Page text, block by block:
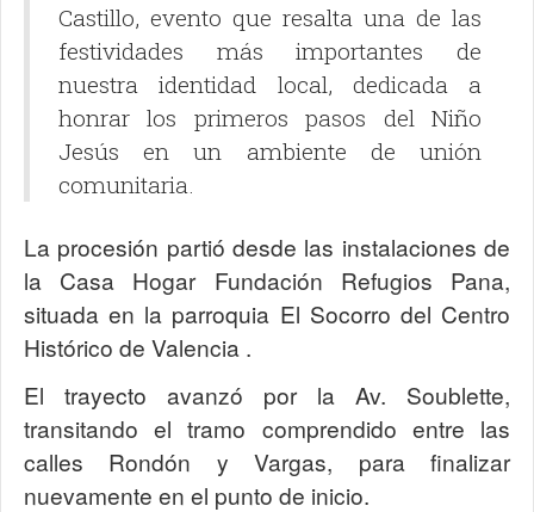
Castillo, evento que resalta una de las
festividades más importantes de
nuestra identidad local, dedicada a
honrar los primeros pasos del Niño
Jesús en un ambiente de unión
comunitaria.
La procesión partió desde las instalaciones de
la Casa Hogar Fundación Refugios Pana,
situada en la parroquia El Socorro del Centro
Histórico de Valencia .
El trayecto avanzó por la Av. Soublette,
transitando el tramo comprendido entre las
calles Rondón y Vargas, para finalizar
nuevamente en el punto de inicio.